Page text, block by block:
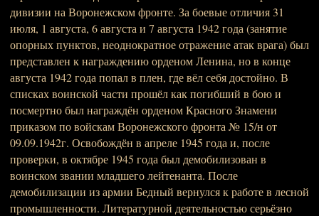
дивизии на Воронежском фронте. За боевые отличия 31
июля, 1 августа, 6 августа и 7 августа 1942 года (занятие
опорных пунктов, неоднократное отражение атак врага) был
представлен к награждению орденом Ленина, но в конце
августа 1942 года попал в плен, где вёл себя достойно. В
списках воинской части прошёл как погибший в бою и
посмертно был награждён орденом Красного Знамени
приказом по войскам Воронежского фронта № 15/н от
09.09.1942г. Освобождён в апреле 1945 года и, после
проверки, в октябре 1945 года был демобилизован в
воинском звании младшего лейтенанта. После
демобилизации из армии Бедный вернулся к работе в лесной
промышленности. Литературной деятельностью серьёзно